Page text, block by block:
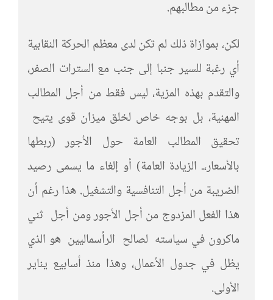
جزء من مطالبهم.
لكن، بموازاة ذلك لم تكن لدى معظم الحركة النقابية
أي رغبة للسير جنبا إلى جنب مع السترات الصفر،
والتقدم بهذه المزية، ليس فقط من أجل المطالب
المهنية، بل بوجه خاص لخلق ميزان قوى يتيح
تحقيق المطالب العامة حول الأجور (ربطها
بالأسعار،ـ الزيادة العامة) أو إلغاء ما يسمى رصيد
الضريبة من أجل التنافسية والتشغيل. هذا رغم أن
هذا الفعل المزدوج من أجل الأجور ومن أجل ثني
ماكرون في سياسته لصالح الرأسماليين هو الذي
يظل في جدول الأعمال، وهذا منذ أسابيع يناير
الأولى.